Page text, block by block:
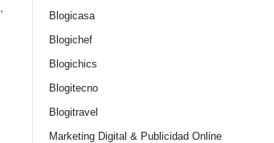
Blogicasa
Blogichef
Blogichics
Blogitecno
Blogitravel
Marketing Digital & Publicidad Online